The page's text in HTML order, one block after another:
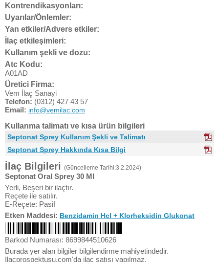
Kontrendikasyonları:
Uyarılar/Önlemler:
Yan etkiler/Advers etkiler:
İlaç etkileşimleri:
Kullanım şekli ve dozu:
Atc Kodu:
A01AD
Üretici Firma:
Vem İlaç Sanayi
Telefon: (0312) 427 43 57
Email: info@vemilac.com
Kullanma talimatı ve kısa ürün bilgileri
Septonat Sprey Kullanım Şekli ve Talimatı
Septonat Sprey Hakkında Kısa Bilgi
İlaç Bilgileri (Güncelleme Tarihi:3.2.2024)
Septonat Oral Sprey 30 Ml
Yerli, Beşeri bir ilaçtır.
Reçete ile satılır.
E-Reçete: Pasif
Etken Maddesi: Benzidamin Hcl + Klorheksidin Glukonat
Barkod Numarası: 8699844510626
Burada yer alan bilgiler bilgilendirme mahiyetindedir.
Ilacprospektusu.com'da ilaç satışı yapılmaz.